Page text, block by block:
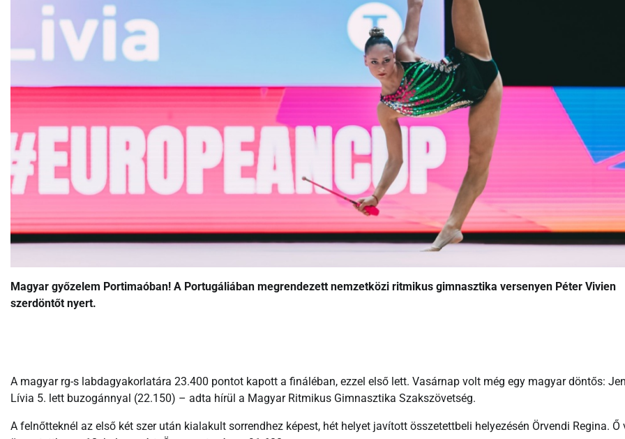
Magyar győzelem Portimaóban! A Portugáliában megrendezett nemzetközi ritmikus gimnasztika versenyen Péter Vivien
szerdöntőt nyert.
A magyar rg-s labdagyakorlatára 23.400 pontot kapott a fináléban, ezzel első lett. Vasárnap volt még egy magyar döntős:
Lívia 5. lett buzogánnyal (22.150) – adta hírül a Magyar Ritmikus Gimnasztika Szakszövetség.
A felnőtteknél az első két szer után kialakult sorrendhez képest, hét helyet javított összetettbeli helyezésén Örvendi Regina. Ő